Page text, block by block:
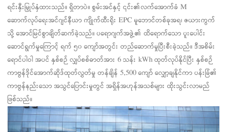
ရင်းနှီးမြှုပ်နှံထားသည်။ ရှိတာပဲ။ စွမ်းအင်နှင့် ၎င်း၏လက်အောက်ခံ M
ဆောက်လုပ်ရေးအင်ဂျင်နီယာ ကျိုက်ထီးရိုး EPC မူဘောင်တစ်ခုအရ၊ ဇယားကွက်
သို့ အောင်မြင်စွာချိတ်ဆက်ခဲ့သည်။ ပရောဂျက်အဖွဲ့၏ ထိရောက်သော ပူးပေါင်း
ဆောင်ရွက်မှုကြောင့် ရက် ၅၀ ကျော်အတွင်း တည်ဆောက်မှုပြီးစီးခဲ့သည်။ ဒီအစိမ်း
ရောင်ပါဝါ အပင် နှစ်စဉ် လျှပ်စစ်ဓာတ်အား 6 သန်း kWh ထုတ်လုပ်နိုင်ပြီး နှစ်စဉ်
ကာဗွန်ဒိုင်အောက်ဆိုဒ်ထုတ်လွှတ်မှု တန်ချိန် 5,500 ကျော် လျှော့ချနိုင်ကာ ပန်းခြံ၏
ကာဗွန်နည်းသော အသွင်ပြောင်းမှုတွင် အရှိန်အဟုန်အသစ်များ ထိုးသွင်းလာမည်
ဖြစ်သည်။